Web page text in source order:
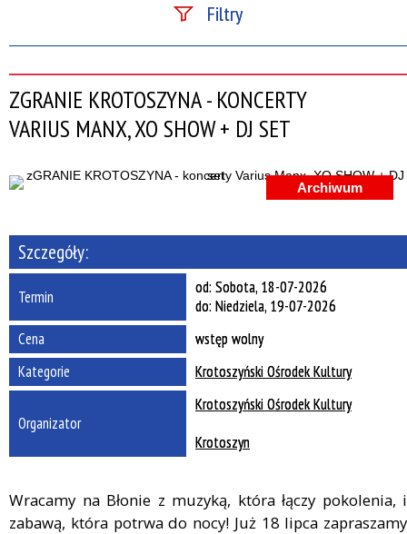
Filtry
Szukana fraza
Kategoria
—
Promowane
ZGRANIE KROTOSZYNA - KONCERTY
VARIUS MANX, XO SHOW + DJ SET
Archiwum
Szczegóły:
Termin od: Sobota, 18-07-2026
do: Niedziela, 19-07-2026
Cena
wstęp wolny
Kategorie
Krotoszyński Ośrodek Kultury
Organizator
Krotoszyński Ośrodek Kultury
Krotoszyn
Wracamy na Błonie z muzyką, która łączy pokolenia, i
zabawą, która potrwa do nocy! Już 18 lipca zapraszamy